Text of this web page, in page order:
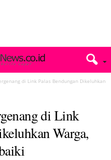
di Link Palas Bendungan Dikeluhkan
di Link
Warga,